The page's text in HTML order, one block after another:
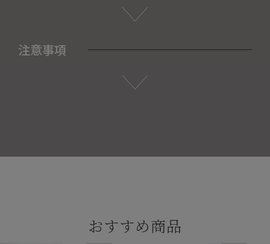
注意事項
おすすめ商品